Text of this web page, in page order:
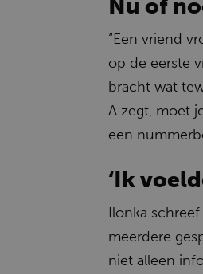
Nu of
“Een vriend
op de eerste
bracht wat
A zegt, moet
een
‘Ik
Ilonka
meerdere
niet alleen